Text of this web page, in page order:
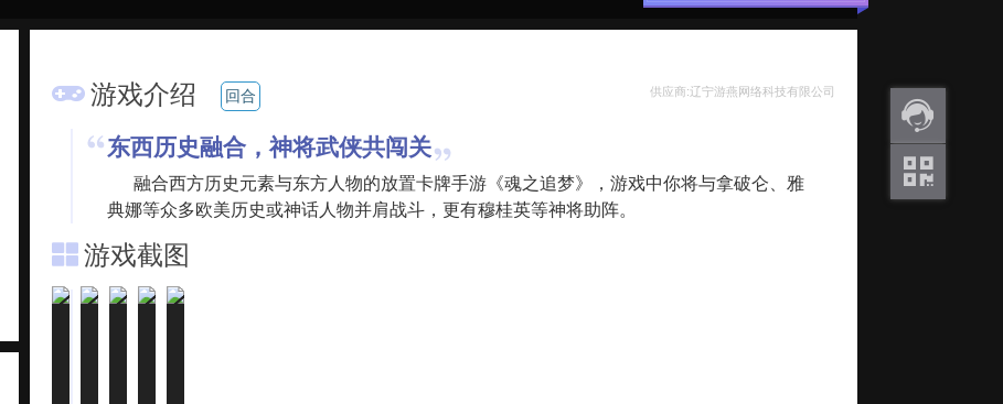
游戏介绍 回合 供应商:辽宁游燕网络科技有限公司
东西历史融合，神将武侠共闯关
融合西方历史元素与东方人物的放置卡牌手游《魂之追梦》，游戏中你将与拿破仑、雅
典娜等众多欧美历史或神话人物并肩战斗，更有穆桂英等神将助阵。
游戏截图
返利
咨询